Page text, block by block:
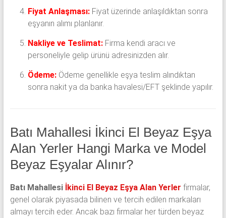
Fiyat Anlaşması:Fiyat üzerinde anlaşıldıktan sonra
eşyanın alımı planlanır.
Nakliye ve Teslimat:Firma kendi aracı ve
personeliyle gelip ürünü adresinizden alır.
Ödeme:Ödeme genellikle eşya teslim alındıktan
sonra nakit ya da banka havalesi/EFT şeklinde yapılır.
Batı Mahallesi İkinci El Beyaz Eşya
Alan Yerler Hangi Marka ve Model
Beyaz Eşyalar Alınır?
Batı Mahallesi İkinci El Beyaz Eşya Alan Yerler firmalar,
genel olarak piyasada bilinen ve tercih edilen markaları
almayı tercih eder. Ancak bazı firmalar her türden beyaz